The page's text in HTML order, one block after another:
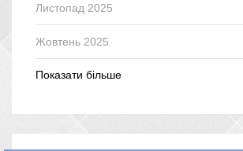
Листопад 2025
Жовтень 2025
Показати більше